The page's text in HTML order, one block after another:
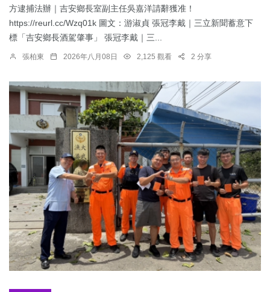
方逮捕法辦｜吉安鄉長室副主任吳嘉洋請辭獲准！
https://reurl.cc/Wzq01k 圖文：游淑貞 張冠李戴｜三立新聞蓄意下
標「吉安鄉長酒駕肇事」 張冠李戴｜三...
張柏東 2026年八月08日 2,125 觀看 2 分享